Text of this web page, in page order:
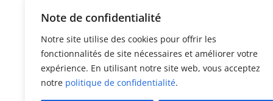
Note de confidentialité
Notre site utilise des cookies pour offrir les
fonctionnalités de site nécessaires et améliorer votre
expérience. En utilisant notre site web, vous acceptez
notre politique de confidentialité.